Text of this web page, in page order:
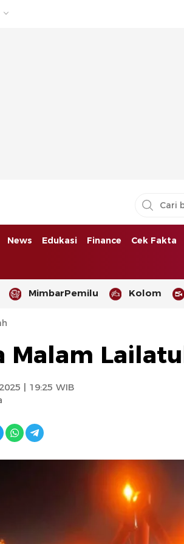
Indonesia Timur
News Edukasi Finance Cek Fakta
MimbarPemilu Kolom
Malam
| 19:25 WIB